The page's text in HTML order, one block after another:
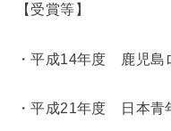
【受賞等】
・平成14年度 鹿児島
・平成21年度 日本青